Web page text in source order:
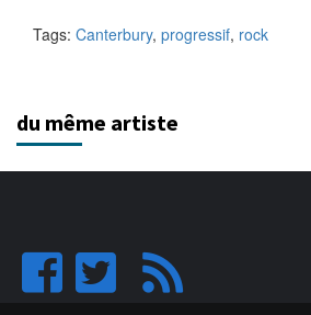
Tags: Canterbury, progressif, rock
du même artiste